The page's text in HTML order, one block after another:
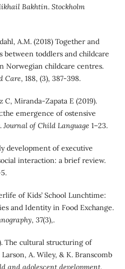
Bakhtin. Stockholm
A.M. (2018) Together and
between toddlers and childcare
Norwegian childcare centres.
Care, 188, (3), 387-398.
Miranda-Zapata E (2019).
emergence of ostensive
Journal of Child Language 1–23.
development of executive
interaction: a brief review.
of Kids’ School Lunchtime:
and Identity in Food Exchange.
, 37(3),.
The cultural structuring of
A. Wiley, & K. Branscomb
and adolescent development.